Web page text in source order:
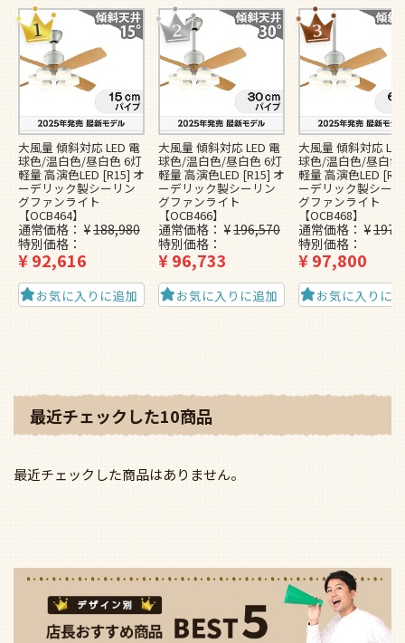
大風量 傾斜対応 LED 電
球色/温白色/昼白色 6灯
軽量 高演色LED [R15] オ
ーデリック製シーリン
グファンライト
【OCB464】
通常価格 ¥188,980
特別価格
¥92,616
お気に入りに追加
大風量 傾斜対応 LED 電
球色/温白色/昼白色 6灯
軽量 高演色LED [R15] オ
ーデリック製シーリン
グファンライト
【OCB466】
通常価格 ¥196,570
特別価格
¥96,733
お気に入りに追加
大風量 傾斜対応
球色/温白色/昼白色
軽量 高演色LED
ーデリック製シー
グファンライト
【OCB468】
通常価格 ¥
特別価格
¥97,800
お気に入りに
最近チェックした10商品
最近チェックした商品はありません。